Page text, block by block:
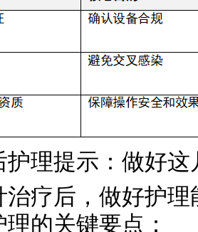
护理提示：做好这
治疗后，做好护
的关键要点：